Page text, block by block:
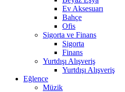
Ev Aksesuarı
Bahçe
Ofis
Sigorta ve Finans
Sigorta
Finans
Yurtdışı Alışveriş
Yurtdışı Alışveriş
Eğlence
Müzik